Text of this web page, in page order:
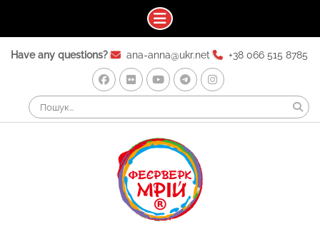
Have any questions? ana-anna@ukr.net +38 066 515 8785
Facebook
FlickrYoutubeTelegramInstagram
for: